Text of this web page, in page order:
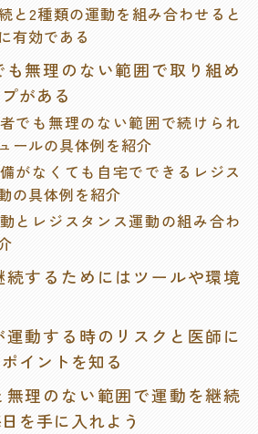
と2種類の運動を組み合わせると
有効である
無理のない範囲で取り組め
がある
でも無理のない範囲で続けられ
ールの具体例を紹介
がなくても自宅でできるレジス
の具体例を紹介
とレジスタンス運動の組み合わ
するためにはツールや環境
動する時のリスクと医師に
イントを知る
理のない範囲で運動を継続
を手に入れよう